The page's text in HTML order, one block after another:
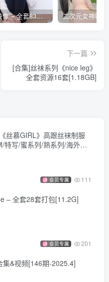
新图No.0199
No.0200
新图No.0201 Olivia
No.0202
No.0203
新图No.0204
No.0205 winnie
No.0206 Olivia
新图No.0207
织梦映像 – 全套83期及视频合集[609G-2026..08]
下一篇
[合集]丝袜系列《nice leg》
全套资源16套[1.18GB]
丝慕GIRL》高跟丝袜制服
特写/蜜系列/熟系列/海外版
会员专属 111
– 全套28套打包[11.2G]
会员专属 201
集&视频[146期-2025.4]